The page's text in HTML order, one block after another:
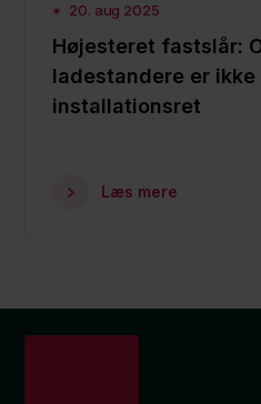
20. aug 2025
Højesteret fastslår:
ladestandere er
installationsret
Læs mere